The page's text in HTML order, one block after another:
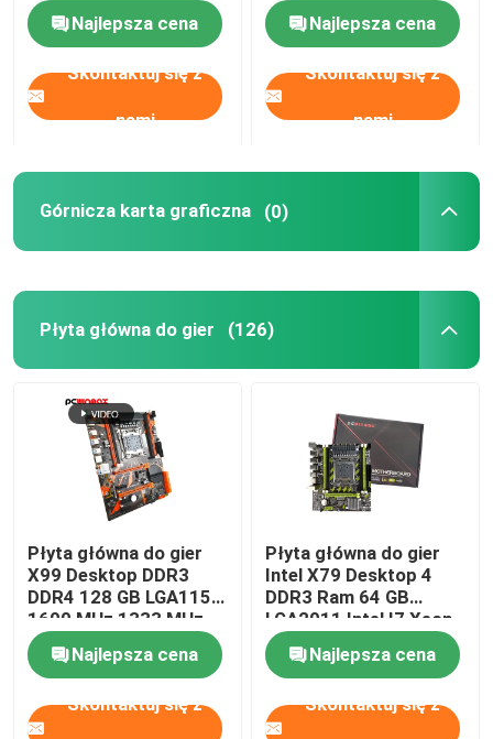
Najlepsza cena
Skontaktuj się z
nami
Najlepsza cena
Skontaktuj się z
nami
Górnicza karta graficzna (0)
Płyta główna do gier (126)
Płyta główna do gier
X99 Desktop DDR3
DDR4 128 GB LGA1155
1600 MHz 1333 MHz
Najlepsza cena
Skontaktuj się z
Płyta główna do gier
Intel X79 Desktop 4
DDR3 Ram 64 GB
LGA2011 Intel I7 Xeon
2011
Najlepsza cena
Skontaktuj się z